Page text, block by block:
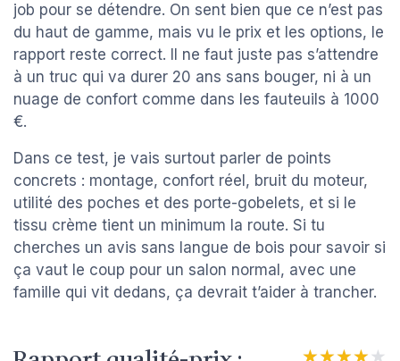
job pour se détendre. On sent bien que ce n’est pas
du haut de gamme, mais vu le prix et les options, le
rapport reste correct. Il ne faut juste pas s’attendre
à un truc qui va durer 20 ans sans bouger, ni à un
nuage de confort comme dans les fauteuils à 1000
€.
Dans ce test, je vais surtout parler de points
concrets : montage, confort réel, bruit du moteur,
utilité des poches et des porte-gobelets, et si le
tissu crème tient un minimum la route. Si tu
cherches un avis sans langue de bois pour savoir si
ça vaut le coup pour un salon normal, avec une
famille qui vit dedans, ça devrait t’aider à trancher.